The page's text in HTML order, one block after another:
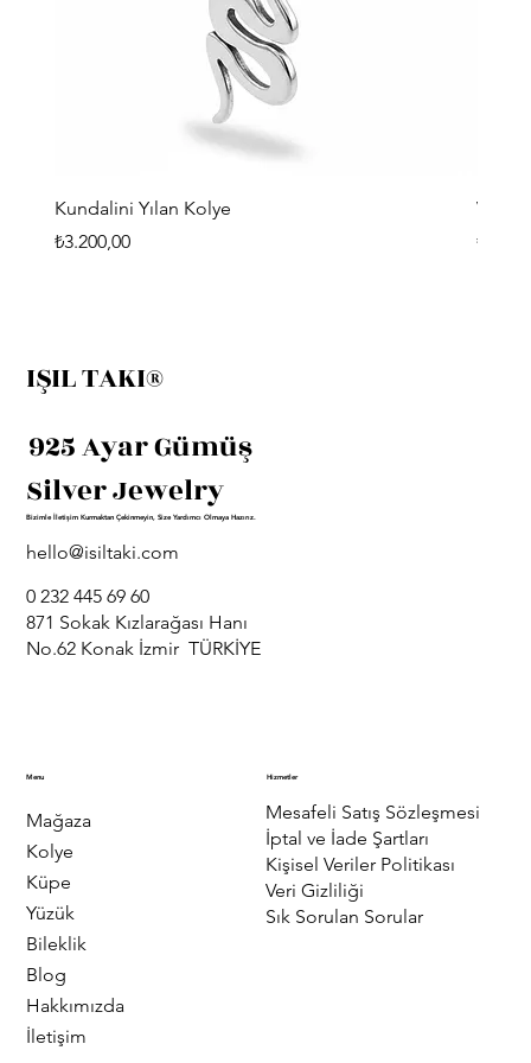
Kundalini Yılan Kolye
Fiyat
₺3.200,00
Fiyat
IŞIL TAKI®
925 Ayar Gümüş
Silver Jewelry
Bizimle İletişim Kurmaktan Çekinmeyin, Size Yardımcı Olmaya Hazırız.
hello@isiltaki.com
0 232 445 69 60
871 Sokak Kızlarağası Hanı
No.62 Konak İzmir TÜRKİYE
Menu
Mağaza
Kolye
Küpe
Yüzük
Bileklik
Blog
Hakkımızda
İletişim
Hizmetler
Mesafeli Satış Sözleşmesi
İptal ve İade Şartları
Kişisel Veriler Politikası
Veri Gizliliği
Sık Sorulan Sorular